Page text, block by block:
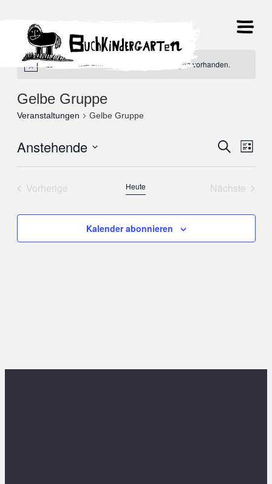
Es sind keine anstehenden Veranstaltungen vorhanden.
Gelbe Gruppe
Veranstaltungen Gelbe Gruppe
Suche
und
Suche
Liste
Anstehende
Vorherige
Heute
Nächste
Kalender abonnieren